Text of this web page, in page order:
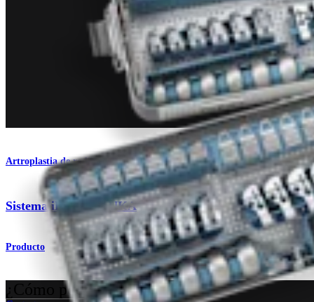
Artroplastia de rodilla
Sistema iBalance ®UKA
Producto
¿Cómo podemos ayudarlo?